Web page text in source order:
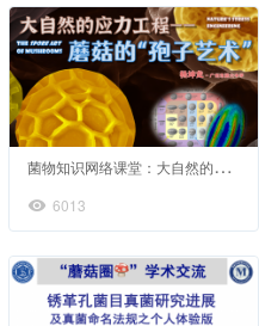
菌
物知识网络课堂：大自然的应力工程——蘑菇的“孢子艺术”
6013